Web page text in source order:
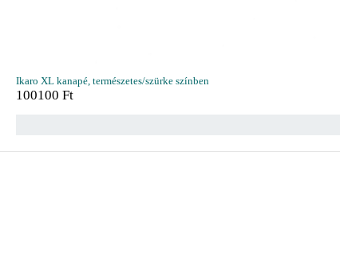
Ikaro XL kanapé, természetes/szürke színben
100100 Ft